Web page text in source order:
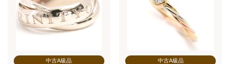
中古A級品 中古A級品